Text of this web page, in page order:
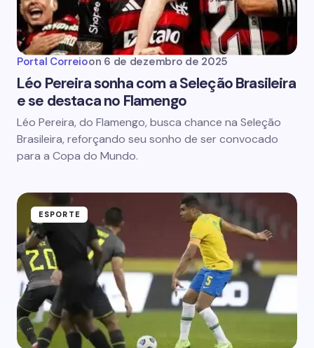
Portal Correioon 6 de dezembro de 2025
Léo Pereira sonha com a Seleção Brasileira
e se destaca no Flamengo
Léo Pereira, do Flamengo, busca chance na Seleção
Brasileira, reforçando seu sonho de ser convocado
para a Copa do Mundo.
ESPORTE